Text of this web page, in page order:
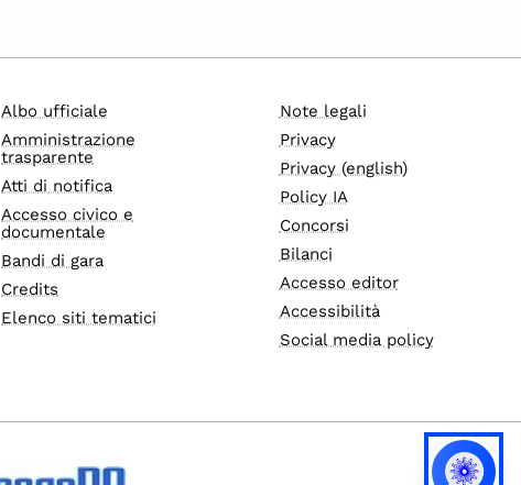
Albo ufficiale
Amministrazione
trasparente
Atti di notifica
Accesso civico e
documentale
Bandi di gara
Credits
Elenco siti tematici
Note legali
Privacy
Privacy (english)
Policy IA
Concorsi
Bilanci
Accesso editor
Accessibilità
Social media policy